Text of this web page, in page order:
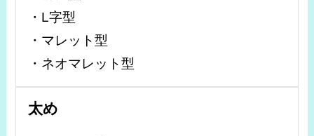
・L字型
・マレット型
・ネオマレット型
太め